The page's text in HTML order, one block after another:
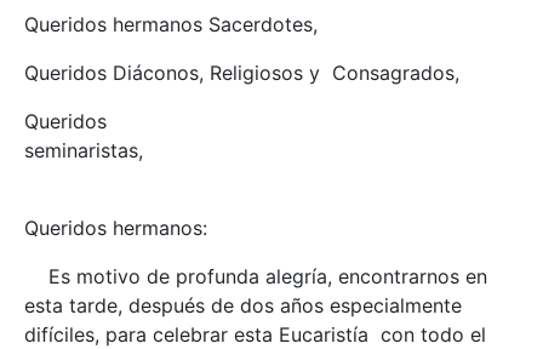
Queridos hermanos Sacerdotes,
Queridos Diáconos, Religiosos y Consagrados,
Queridos
seminaristas,
Queridos hermanos:
Es motivo de profunda alegría, encontrarnos en
esta tarde, después de dos años especialmente
difíciles, para celebrar esta Eucaristía con todo el